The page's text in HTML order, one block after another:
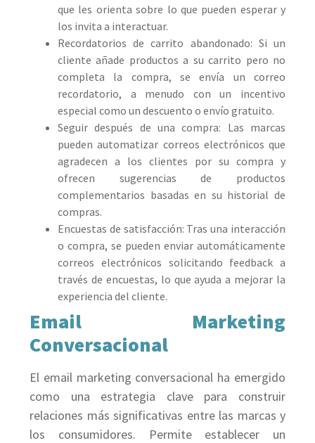
que les orienta sobre lo que pueden esperar y
los invita a interactuar.
Recordatorios de carrito abandonado: Si un
cliente añade productos a su carrito pero no
completa la compra, se envía un correo
recordatorio, a menudo con un incentivo
especial como un descuento o envío gratuito.
Seguir después de una compra: Las marcas
pueden automatizar correos electrónicos que
agradecen a los clientes por su compra y
ofrecen sugerencias de productos
complementarios basadas en su historial de
compras.
Encuestas de satisfacción: Tras una interacción
o compra, se pueden enviar automáticamente
correos electrónicos solicitando feedback a
través de encuestas, lo que ayuda a mejorar la
experiencia del cliente.
Email Marketing
Conversacional
El email marketing conversacional ha emergido
como una estrategia clave para construir
relaciones más significativas entre las marcas y
los consumidores. Permite establecer un